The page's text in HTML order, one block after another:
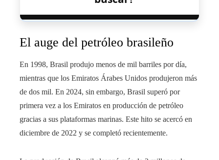
El auge del petróleo brasileño
En 1998, Brasil produjo menos de mil barriles por día,
mientras que los Emiratos Árabes Unidos produjeron más
de dos mil. En 2024, sin embargo, Brasil superó por
primera vez a los Emiratos en producción de petróleo
gracias a sus plataformas marinas. Este hito se acercó en
diciembre de 2022 y se completó recientemente.